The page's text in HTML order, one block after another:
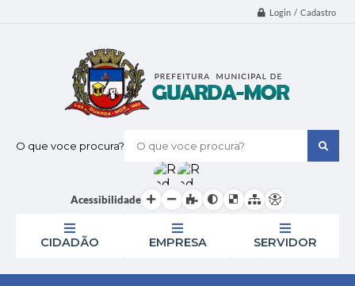
Login / Cadastro
O que voce procura?
Acessibilidade
CIDADÃO EMPRESA SERVIDOR